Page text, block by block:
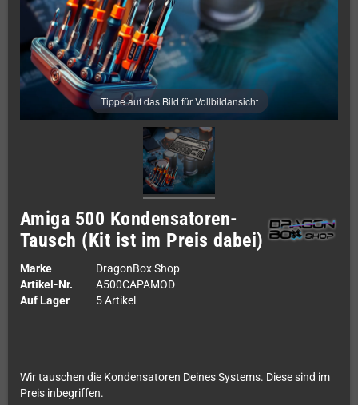
Tippe auf das Bild für Vollbildansicht
Amiga 500 Kondensatoren-
Tausch (Kit ist im Preis dabei)
Marke
DragonBox Shop
Artikel-Nr.
A500CAPAMOD
Auf Lager
5 Artikel
Wir tauschen die Kondensatoren Deines Systems. Diese sind im
Preis inbegriffen.